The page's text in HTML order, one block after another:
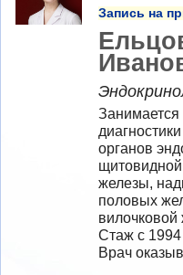
Запись на
органов
железы,
половых
вилочковой
Стаж с 1994
Врач